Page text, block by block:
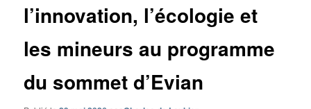
l’innovation, l’écologie et
les mineurs au programme
du sommet d’Evian